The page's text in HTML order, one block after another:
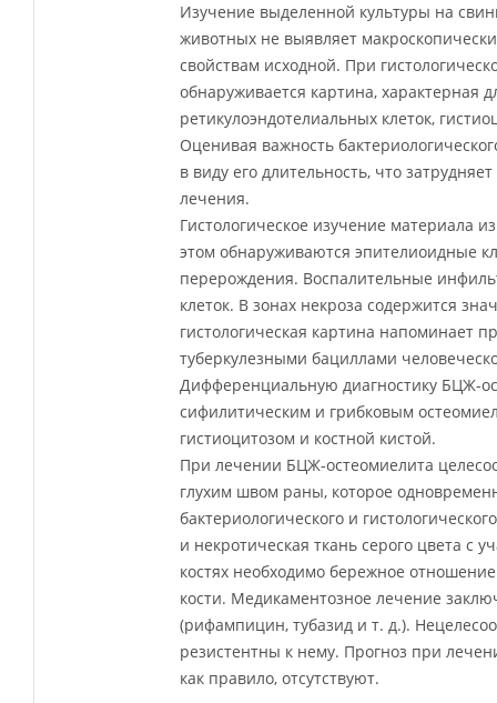
Изучение выделенной культуры на
животных не выявляет
свойствам исходной. При
обнаруживается картина,
ретикулоэндотелиальных клеток,
Оценивая важность
в виду его длительность, что
лечения.
Гистологическое изучение материала
этом обнаруживаются эпителиоидные
перерождения. Воспалительные
клеток. В зонах некроза содержится
гистологическая картина напоминает
туберкулезными бациллами
Дифференциальную диагностику БЦЖ-
сифилитическим и грибковым
гистиоцитозом и костной кистой.
При лечении БЦЖ-остеомиелита
глухим швом раны, которое
бактериологического и
и некротическая ткань серого цвета с
костях необходимо бережное
кости. Медикаментозное лечение
(рифампицин, тубазид и т. д.).
резистентны к нему. Прогноз при
как правило, отсутствуют.